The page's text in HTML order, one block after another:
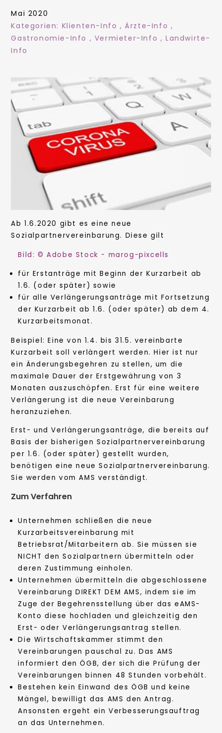
Mai 2020
Kategorien: Klienten-Info ,Ärzte-Info ,
Gastronomie-Info , Vermieter-Info ,Landwirte-
Info
Ab 1.6.2020 gibt es eine neue
Sozialpartnervereinbarung. Diese gilt
Bild: © Adobe Stock - marog-pixcells
für Erstanträge mit Beginn der Kurzarbeit ab
1.6. (oder später) sowie
für alle Verlängerungsanträge mit Fortsetzung
der Kurzarbeit ab 1.6. (oder später) ab dem 4.
Kurzarbeitsmonat.
Beispiel: Eine von 1.4. bis 31.5. vereinbarte
Kurzarbeit soll verlängert werden. Hier ist nur
ein Änderungsbegehren zu stellen, um die
maximale Dauer der Erstgewährung von 3
Monaten auszuschöpfen. Erst für eine weitere
Verlängerung ist die neue Vereinbarung
heranzuziehen.
Erst- und Verlängerungsanträge, die bereits auf
Basis der bisherigen Sozialpartnervereinbarung
per 1.6. (oder später) gestellt wurden,
benötigen eine neue Sozialpartnervereinbarung.
Sie werden vom AMS verständigt.
Zum Verfahren
Unternehmen schließen die neue
Kurzarbeitsvereinbarung mit
Betriebsrat/Mitarbeitern ab. Sie müssen sie
NICHT den Sozialpartnern übermitteln oder
deren Zustimmung einholen.
Unternehmen übermitteln die abgeschlossene
Vereinbarung DIREKT DEM AMS, indem sie im
Zuge der Begehrensstellung über das eAMS-
Konto diese hochladen und gleichzeitig den
Erst- oder Verlängerungsantrag stellen.
Die Wirtschaftskammer stimmt den
Vereinbarungen pauschal zu. Das AMS
informiert den ÖGB, der sich die Prüfung der
Vereinbarungen binnen 48 Stunden vorbehält.
Bestehen kein Einwand des ÖGB und keine
Mängel, bewilligt das AMS den Antrag.
Ansonsten ergeht ein Verbesserungsauftrag
an das Unternehmen.